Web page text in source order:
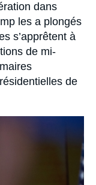
dans
les a plongés
s’apprêtent à
de mi-
de